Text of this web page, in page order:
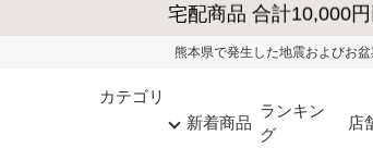
熊本県で発生した地震およびお盆期間中の物流混雑の影響に
カテゴリ
新着商品
ランキン
グ
店